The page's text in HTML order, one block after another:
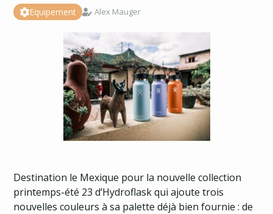
Equipement Alex Mauger
Destination le Mexique pour la nouvelle collection
printemps-été 23 d’Hydroflask qui ajoute trois
nouvelles couleurs à sa palette déjà bien fournie : de